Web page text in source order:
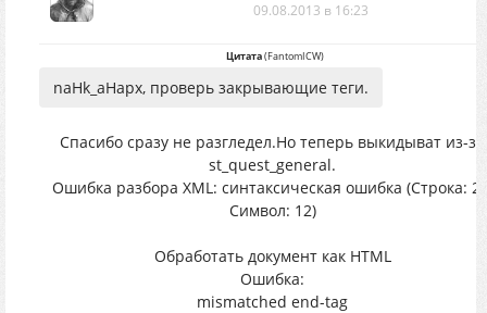
09.08.2013 в 16:23
Цитата(FantomICW)
naHk_aHapx, проверь закрывающие теги.
Спасибо сразу не разгледел.Но теперь выкидыват из-за
st_quest_general.
Ошибка разбора XML: синтаксическая ошибка (Строка:
Символ: 12)
Обработать документ как HTML
Ошибка:
mismatched end-tag